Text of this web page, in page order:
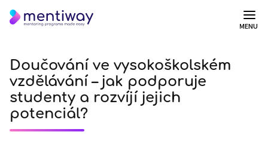
MENU
Doučování ve vysokoškolském
vzdělávání – jak podporuje
studenty a rozvíjí jejich
potenciál?